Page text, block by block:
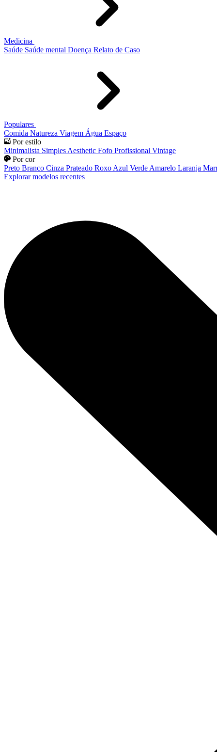
Medicina
Saúde Saúde mental Doença Relato de Caso
Populares
Comida Natureza Viagem Água Espaço
Por estilo
Minimalista Simples Aesthetic Fofo Profissional Vintage
Por cor
Preto Branco Cinza Prateado Roxo Azul Verde Amarelo Laranja
Explorar modelos recentes